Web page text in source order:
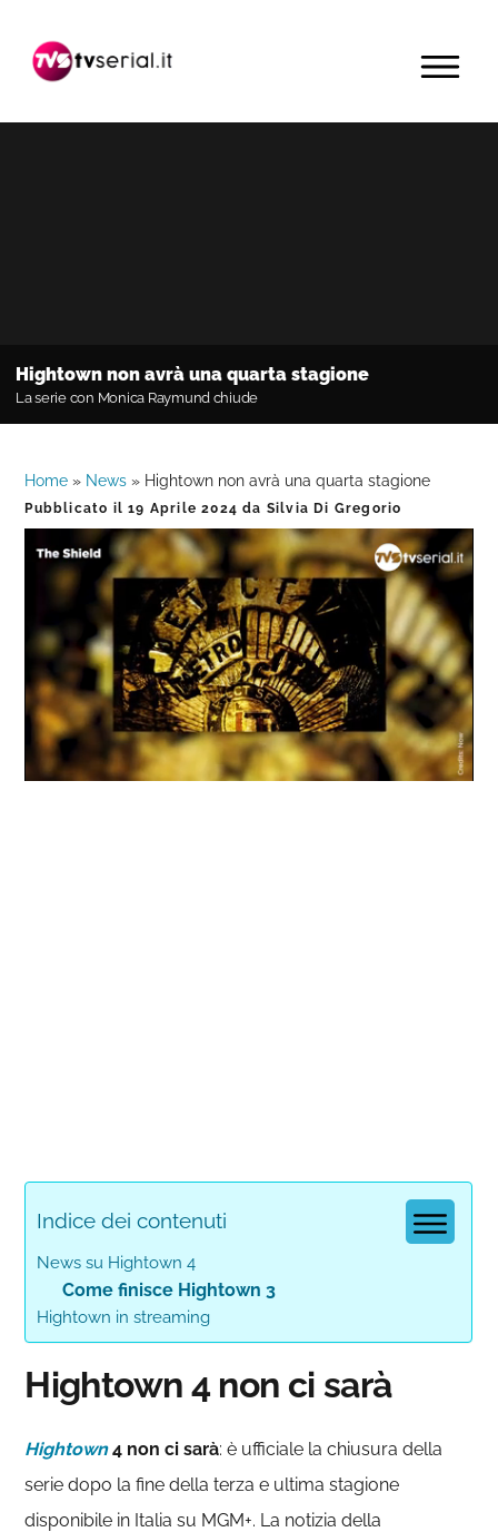
navigazione
contenuto
barra
primaria
MENU
Hightown non avrà una quarta stagione
La serie con Monica Raymund chiude
Home » News » Hightown non avrà una quarta stagione
Pubblicato il19 Aprile 2024 da Silvia Di Gregorio
Unmute
Loaded :
0%
Progress
0%
Indice dei contenuti
News su Hightown 4
Come finisce Hightown 3
Hightown in streaming
Hightown 4 non ci sarà
Hightown4 non ci sarà: è ufficiale la chiusura della
serie dopo la fine della terza e ultima stagione
disponibile in Italia su MGM+. La notizia della